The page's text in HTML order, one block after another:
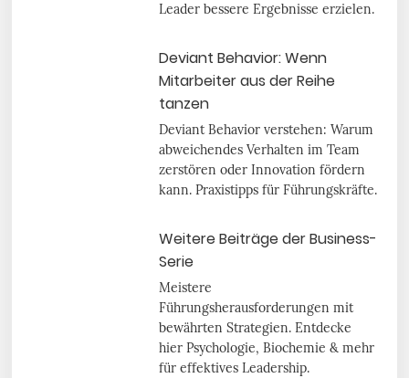
Leader bessere Ergebnisse erzielen.
Deviant Behavior: Wenn
Mitarbeiter aus der Reihe
tanzen
Deviant Behavior verstehen: Warum
abweichendes Verhalten im Team
zerstören oder Innovation fördern
kann. Praxistipps für Führungskräfte.
Weitere Beiträge der Business-
Serie
Meistere
Führungsherausforderungen mit
bewährten Strategien. Entdecke
hier Psychologie, Biochemie & mehr
für effektives Leadership.